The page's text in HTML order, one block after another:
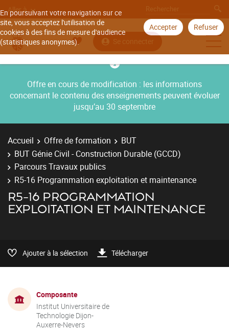
En poursuivant votre navigation sur ce
site, vous acceptez l'utilisation de
cookies à des fins de mesure d'audience
(statistiques anonymes).
Accepter Refuser
Aller à
Se connecter
Offre en cours de modification : les informations
concernant le contenu des enseignements peuvent évoluer
jusqu’au 30 septembre
Accueil Offre de formation
BUT
BUT Génie Civil - Construction Durable (GCCD)
Parcours Travaux publics
R5-16 Programmation exploitation et maintenance
R5-16 PROGRAMMATION
EXPLOITATION ET MAINTENANCE
Ajouter à la sélection Télécharger
Composante
Institut Universitaire de
Technologie Dijon-
Auxerre-Nevers